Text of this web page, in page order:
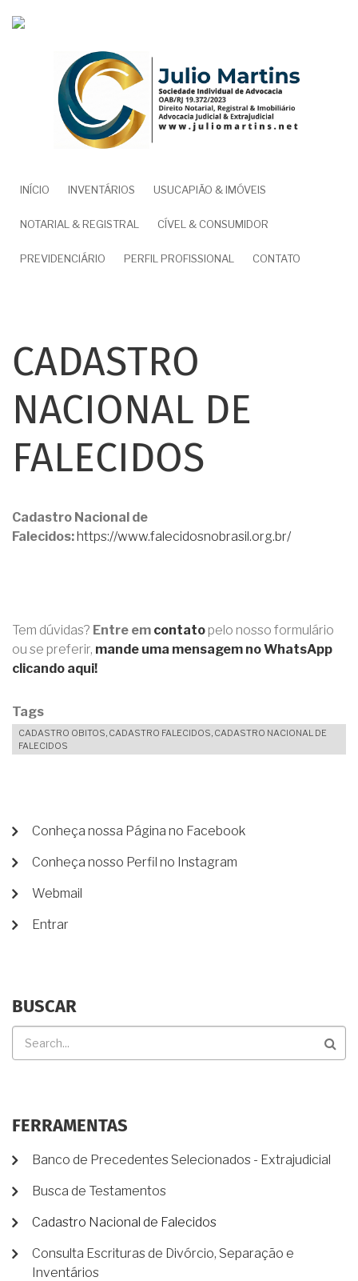
para
NAVEGAÇÃO
PRINCIPAL
INÍCIO INVENTÁRIOS USUCAPIÃO & IMÓVEIS
NOTARIAL & REGISTRAL CÍVEL & CONSUMIDOR
PREVIDENCIÁRIO PERFIL PROFISSIONAL CONTATO
CADASTRO
NACIONAL DE
FALECIDOS
Cadastro Nacional de
Falecidos:https://www.falecidosnobrasil.org.br/
Tem dúvidas? Entre em contato pelo nosso formulário
ou se preferir, mande uma mensagem no WhatsApp
clicando aqui!
Tags
CADASTRO OBITOS, CADASTRO FALECIDOS, CADASTRO NACIONAL DE
FALECIDOS
MENU
CONTA
DE
Conheça nossa Página no Facebook
Conheça nosso Perfil no Instagram
Webmail
Entrar
BUSCAR
FERRAMENTAS
Banco de Precedentes Selecionados - Extrajudicial
Busca de Testamentos
Cadastro Nacional de Falecidos
Consulta Escrituras de Divórcio, Separação e
Inventários